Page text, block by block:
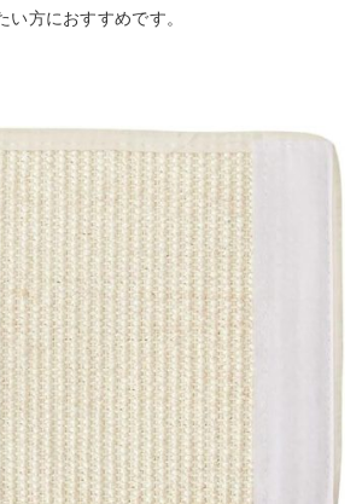
い方におすすめです。